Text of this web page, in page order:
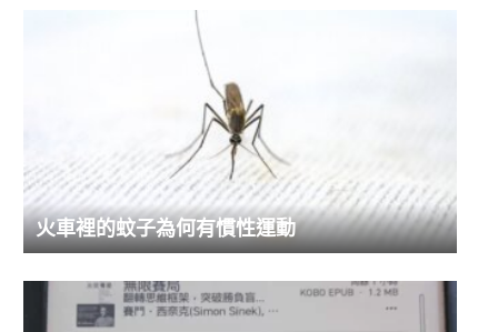
火車裡的蚊子為何有慣性運動